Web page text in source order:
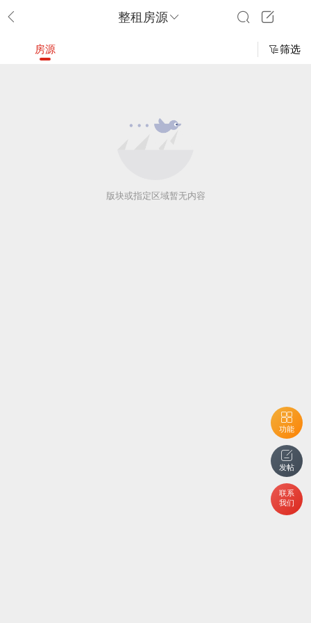
整租房源
功能
发帖
联系
我们
房源 筛选
版块或指定区域暂无内容